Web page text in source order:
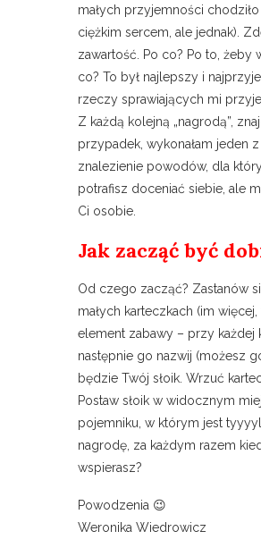
małych przyjemności
ciężkim sercem, ale jednak).
zawartość. Po co? Po to, żeby
co? To był najlepszy i
rzeczy sprawiających mi
Z każdą kolejną „nagrodą”,
przypadek, wykonałam jeden
znalezienie powodów, dla
potrafisz doceniać siebie, ale
Ci osobie.
Jak zacząć być
Od czego zacząć? Zastanów
małych karteczkach (im
element zabawy – przy każdej
następnie go nazwij (możesz
będzie Twój słoik. Wrzuć
Postaw słoik w widocznym
pojemniku, w którym jest
nagrodę, za każdym razem
wspierasz?
Powodzenia 😉
Weronika Wiedrowicz